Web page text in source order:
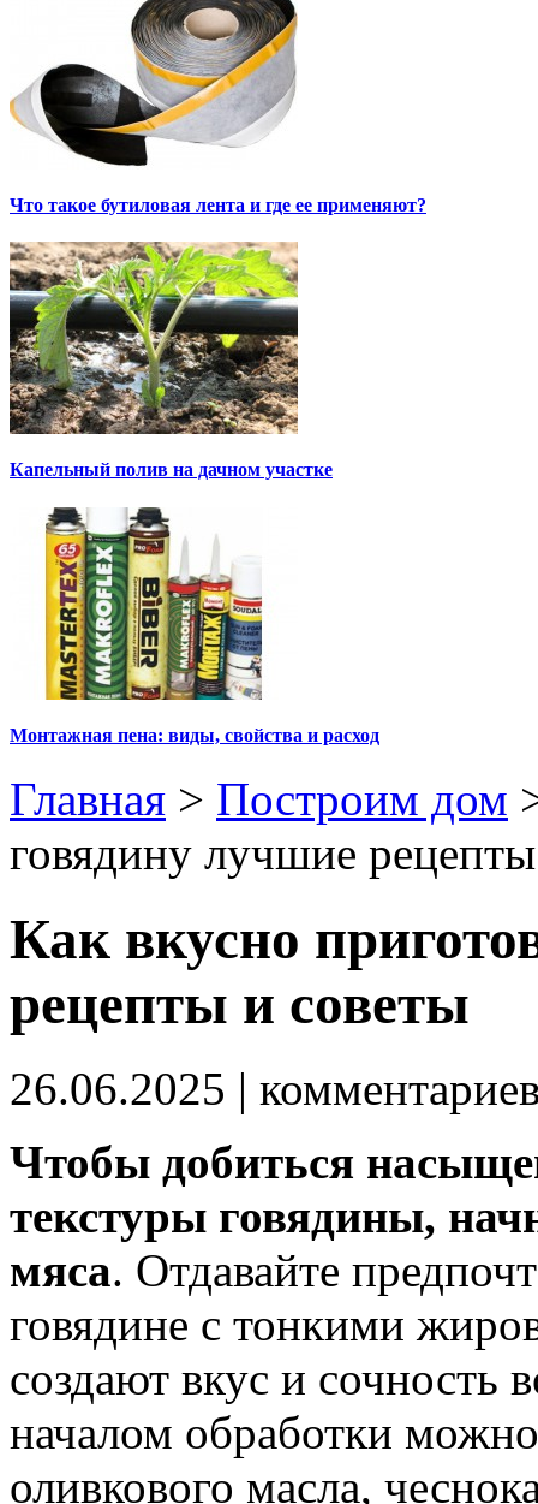
Что такое бутиловая лента и где ее применяют?
Капельный полив на дачном участке
Монтажная пена: виды, свойства и расход
Главная > Построим дом
говядину лучшие
Как вкусно
рецепты и советы
26.06.2025 |
Чтобы добиться
текстуры говядины,
мяса. Отдавайте
говядине с тонкими
создают вкус и сочность
началом обработки
оливкового масла,